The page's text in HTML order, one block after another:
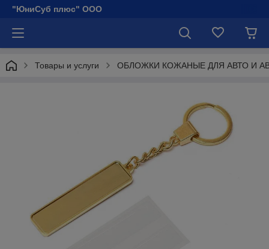
"ЮниСуб плюс" ООО
Товары и услуги ОБЛОЖКИ КОЖАНЫЕ ДЛЯ АВТО И